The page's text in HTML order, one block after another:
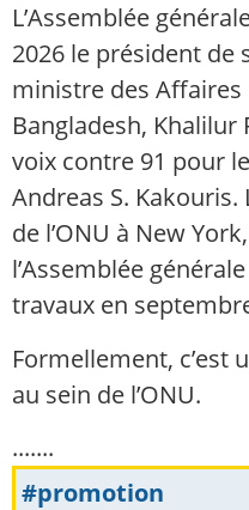
L’Assemblée
2026 le président de
ministre des
Bangladesh, Khalilur
voix contre 91 pour
Andreas S. Kakouris.
de l’ONU à New
l’Assemblée
travaux en
Formellement, c’est
au sein de l’ONU.
.......
#promotion